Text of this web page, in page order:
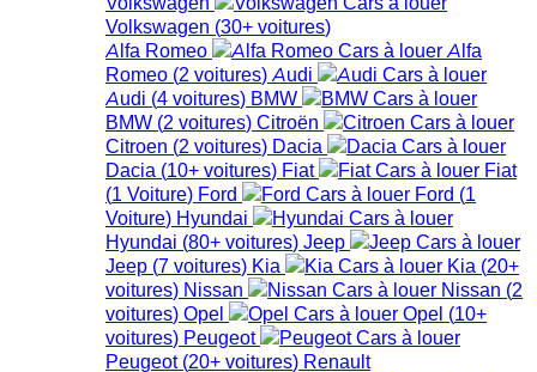
Volkswagen (30+ voitures)
Alfa Romeo
Alfa
Romeo (2 voitures) Audi
Audi (4 voitures) BMW
BMW (2 voitures) Citroën
Citroen (2 voitures) Dacia
Dacia (10+ voitures) Fiat
Fiat
(1 Voiture) Ford Ford (1
Voiture) Hyundai
Hyundai (80+ voitures) Jeep
Jeep (7 voitures) Kia Kia (20+
voitures) Nissan Nissan (2
voitures) Opel Opel (10+
voitures) Peugeot
Peugeot (20+ voitures) Renault